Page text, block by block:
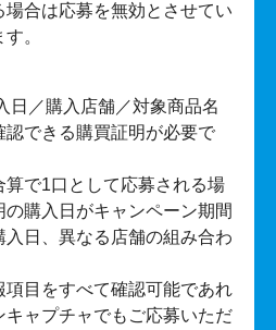
合は応募を無効とさせてい
。
日／購入店舗／対象商品名
認できる購買証明が必要で
算で1口として応募される場
購入日がキャンペーン期間
日、異なる店舗の組み合わ
項目をすべて確認可能であれ
キャプチャでもご応募いただ